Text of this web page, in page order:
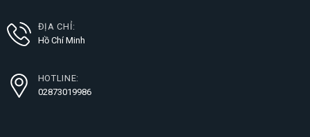
ĐỊA CHỈ:
Hồ Chí Minh
HOTLINE:
02873019986